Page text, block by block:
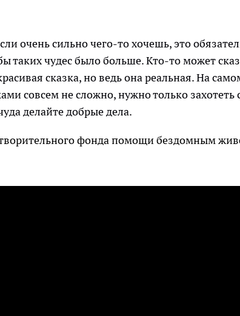
очень сильно чего-то хочешь, это
таких чудес было больше. Кто-то может
сказка, но ведь она реальная. На
совсем не сложно, нужно только
делайте добрые дела.
фонда помощи бездомным